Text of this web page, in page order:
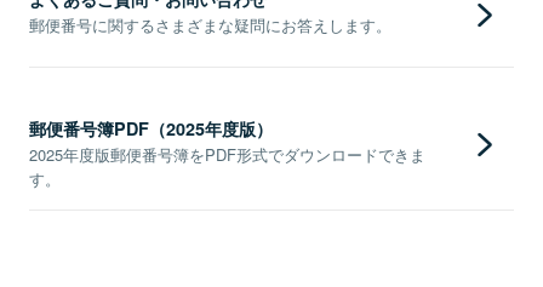
郵便番号に関するさまざまな疑問にお答えします。
郵便番号簿PDF（2025年度版）
2025年度版郵便番号簿をPDF形式でダウンロードできま
す。